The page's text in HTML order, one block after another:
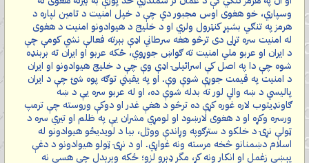
وسپاري، خو هغوی اوس مجبور دي چې د خپل امنیت د تامین لپاره د
هرمز په تنګي بشپړ کنټرول ولري او د خلیج د هیوادونو امنیت د هغوی
له امنیت سره تړلی دی ترڅو هغه سرطاني اډې بېرته فعالې نشي کومې چې
د ایران او عربو ملي امنیت ته ګواښ جوړوي، ځکه عربو او ایران ته بربنډه
شوه چې دا په اصل کې اسرائیلۍ اډې وې چې د خلیج هیوادونو او ایران
د امنیت په قیمت جوړې شوې وې. او په یقیني توګه پوه شئ چې د ایران
پالیسي د ښه والي لور ته بدله شوې ده، او له عربو سره یې د ښه
ګاونډیتوب لاره غوره کړې ده ترڅو د هغې غدر او دوکې وروسته چې ترمپ
ورسره وکړه او د هغوی لارښود او لومړي مشران یې په ظلم او تیري سره د
ټولې نړۍ د خلکو د سترګوپه وړاندې ووژل، بیا د لویدیځو هیوادونو له
اسلام دښمنانو څخه مرسته ونه غواړي. او د نړۍ ټولو هیوادونو د دغې
پېښې زغمل او انکار ونه کړ، مگر ډېرو لږو؛ ځکه وېرېدل چې هسې نه